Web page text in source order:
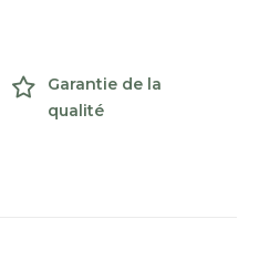
Garantie de la
qualité